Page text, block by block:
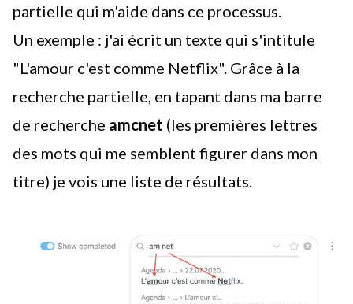
partielle qui m'aide dans ce processus.
Un exemple : j'ai écrit un texte qui s'intitule
"L'amour c'est comme Netflix". Grâce à la
recherche partielle, en tapant dans ma barre
de recherche amcnet (les premières lettres
des mots qui me semblent figurer dans mon
titre) je vois une liste de résultats.